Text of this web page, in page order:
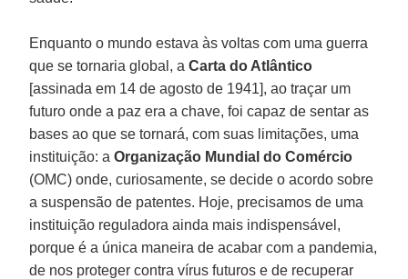
Enquanto o mundo estava às voltas com uma guerra
que se tornaria global, aCarta do Atlântico
[assinada em 14 de agosto de 1941], ao traçar um
futuro onde a paz era a chave, foi capaz de sentar as
bases ao que se tornará, com suas limitações, uma
instituição: aOrganização Mundial do Comércio
(OMC) onde, curiosamente, se decide o acordo sobre
a suspensão de patentes. Hoje, precisamos de uma
instituição reguladora ainda mais indispensável,
porque é a única maneira de acabar com a pandemia,
de nos proteger contra vírus futuros e de recuperar